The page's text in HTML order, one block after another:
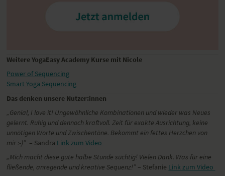
Weitere YogaEasy Academy Kurse mit Nicole
Power of Sequencing
Smart Yoga Sequencing
Das denken unsere Nutzer:innen
„Genial, I love it! Ungewöhnliche Kombinationen und wieder was Neues
gelernt. Ruhig und dennoch kraftvoll. Zeit für exakte Ausrichtung, keine
unnötigen Worte und Zwischentöne. Bekommt ein fettes Herzchen von
mir :-)” – Sandra Link zum Video
„Mich macht diese gute halbe Stunde süchtig! Vielen Dank. Was für eine
fließende, anregende und kreative Sequenz!” – Stefanie Link zum Video